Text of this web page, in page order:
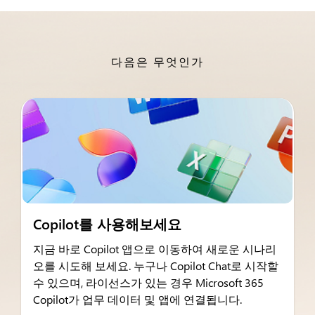
다음은 무엇인가
Copilot를 사용해보세요
지금 바로 Copilot 앱으로 이동하여 새로운 시나리
오를 시도해 보세요. 누구나 Copilot Chat로 시작할
수 있으며, 라이선스가 있는 경우 Microsoft 365
Copilot가 업무 데이터 및 앱에 연결됩니다.